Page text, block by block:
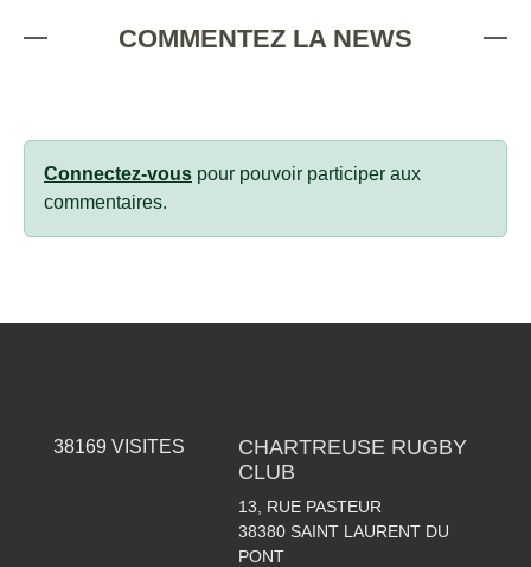
COMMENTEZ LA NEWS
Connectez-vous pour pouvoir participer aux
commentaires.
38169 VISITES
CHARTREUSE RUGBY
CLUB
13, RUE PASTEUR
38380 SAINT LAURENT DU
PONT